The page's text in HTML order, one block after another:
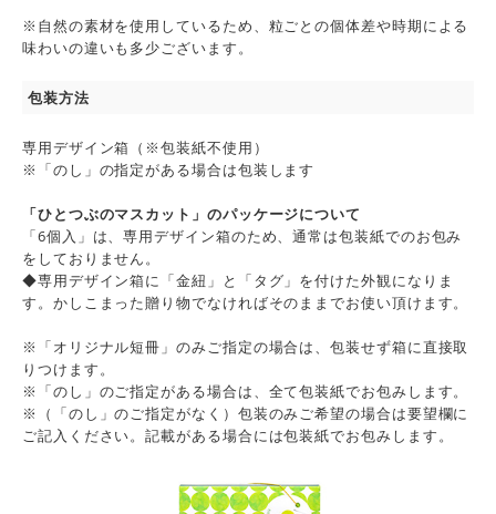
※自然の素材を使用しているため、粒ごとの個体差や時期による
味わいの違いも多少ございます。
包装方法
専用デザイン箱（※包装紙不使用）
※「のし」の指定がある場合は包装します
「ひとつぶのマスカット」のパッケージについて
「6個入」は、専用デザイン箱のため、通常は包装紙でのお包み
をしておりません。
◆専用デザイン箱に「金紐」と「タグ」を付けた外観になりま
す。かしこまった贈り物でなければそのままでお使い頂けます。
※「オリジナル短冊」のみご指定の場合は、包装せず箱に直接取
りつけます。
※「のし」のご指定がある場合は、全て包装紙でお包みします。
※（「のし」のご指定がなく）包装のみご希望の場合は要望欄に
ご記入ください。記載がある場合には包装紙でお包みします。